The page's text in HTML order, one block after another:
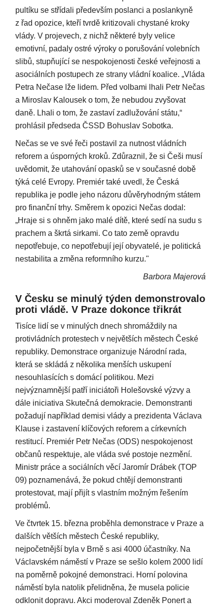
pultíku se střídali především poslanci a poslankyně
z řad opozice, kteří tvrdě kritizovali chystané kroky
vlády. V projevech, z nichž některé byly velice
emotivní, padaly ostré výroky o porušování volebních
slibů, stupňující se nespokojenosti české veřejnosti a
asociálních postupech ze strany vládní koalice. „Vláda
Petra Nečase lže lidem. Před volbami lhali Petr Nečas
a Miroslav Kalousek o tom, že nebudou zvyšovat
daně. Lhali o tom, že zastaví zadlužování státu,“
prohlásil předseda ČSSD Bohuslav Sobotka.
Nečas se ve své řeči postavil za nutnost vládních
reforem a úsporných kroků. Zdůraznil, že si Češi musí
uvědomit, že utahování opasků se v současné době
týká celé Evropy. Premiér také uvedl, že Česká
republika je podle jeho názoru důvěryhodným státem
pro finanční trhy. Směrem k opozici Nečas dodal:
„Hraje si s ohněm jako malé dítě, které sedí na sudu s
prachem a škrtá sirkami. Co tato země opravdu
nepotřebuje, co nepotřebují její obyvatelé, je politická
nestabilita a změna reformního kurzu."
Barbora Majerová
V Česku se minulý týden demonstrovalo
proti vládě. V Praze dokonce třikrát
Tisíce lidí se v minulých dnech shromáždily na
protivládních protestech v největších městech České
republiky. Demonstrace organizuje Národní rada,
která se skládá z několika menších uskupení
nesouhlasících s domácí politikou. Mezi
nejvýznamnější patří iniciátoři Holešovské výzvy a
dále iniciativa Skutečná demokracie. Demonstranti
požadují například demisi vlády a prezidenta Václava
Klause i zastavení klíčových reforem a církevních
restitucí. Premiér Petr Nečas (ODS) nespokojenost
občanů respektuje, ale vláda své postoje nezmění.
Ministr práce a sociálních věcí Jaromír Drábek (TOP
09) poznamenává, že pokud chtějí demonstranti
protestovat, mají přijít s vlastním možným řešením
problémů.
Ve čtvrtek 15. března proběhla demonstrace v Praze a
dalších větších městech České republiky,
nejpočetnější byla v Brně s asi 4000 účastníky. Na
Václavském náměstí v Praze se sešlo kolem 2000 lidí
na poměrně pokojné demonstraci. Horní polovina
náměstí byla natolik přelidněna, že musela policie
odklonit dopravu. Akci moderoval Zdeněk Ponert a